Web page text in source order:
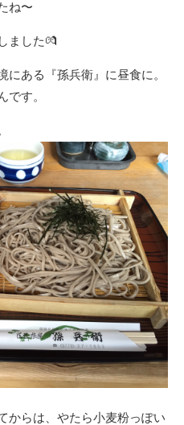
ね〜
ました💏
にある『孫兵衛』に昼食に。
です。
からは、やたら小麦粉っぽい